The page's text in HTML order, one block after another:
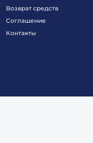
Возврат средств
Соглашение
Контакты